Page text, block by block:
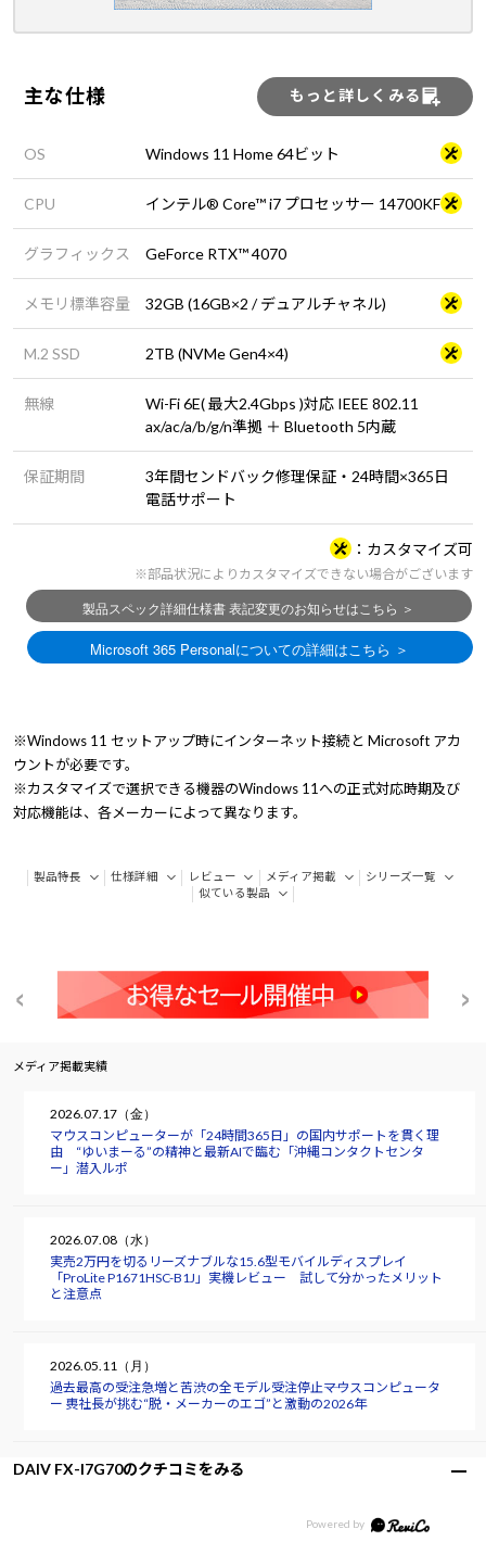
主な仕様 もっと詳しくみる
OS Windows 11 Home 64ビット
CPU インテル® Core™ i7 プロセッサー 14700KF
グラフィックス GeForce RTX™ 4070
メモリ標準容量 32GB (16GB×2 / デュアルチャネル)
M.2 SSD 2TB (NVMe Gen4×4)
無線
Wi-Fi 6E( 最大2.4Gbps )対応 IEEE 802.11
ax/ac/a/b/g/n準拠 ＋ Bluetooth 5内蔵
保証期間
3年間センドバック修理保証・24時間×365日
電話サポート
カスタマイズ可
※部品状況によりカスタマイズできない場合がございます
※Windows 11 セットアップ時にインターネット接続と Microsoft アカ
ウントが必要です。
※カスタマイズで選択できる機器のWindows 11への正式対応時期及び
対応機能は、各メーカーによって異なります。
製品特長 仕様詳細 レビュー メディア掲載
シリーズ一覧
似ている製品
メディア掲載実績
2026.07.17（金）
マウスコンピューターが「24時間365日」の国内サポートを貫く理
由 “ゆいまーる”の精神と最新AIで臨む「沖縄コンタクトセンタ
ー」潜入ルポ
2026.07.08（水）
実売2万円を切るリーズナブルな15.6型モバイルディスプレイ
「ProLite P1671HSC-B1J」実機レビュー 試して分かったメリット
と注意点
2026.05.11（月）
過去最高の受注急増と苦渋の全モデル受注停止――マウスコンピュータ
ー 軣社長が挑む“脱・メーカーのエゴ”と激動の2026年
DAIV FX-I7G70のクチコミをみる